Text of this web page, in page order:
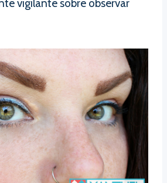
vigilante sobre observar